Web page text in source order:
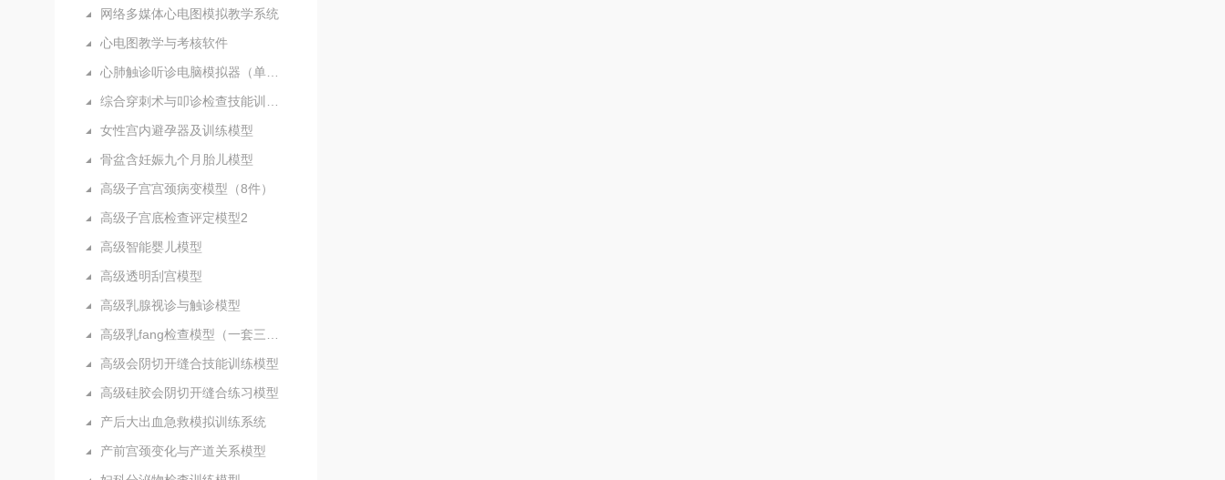
网络多媒体心电图模拟教学系统
心电图教学与考核软件
女性宫内避孕器及训练模型
骨盆含妊娠九个月胎儿模型
高级子宫宫颈病变模型（8件）
高级子宫底检查评定模型2
高级智能婴儿模型
高级透明刮宫模型
高级乳腺视诊与触诊模型
高级会阴切开缝合技能训练模型
高级硅胶会阴切开缝合练习模型
产后大出血急救模拟训练系统
产前宫颈变化与产道关系模型